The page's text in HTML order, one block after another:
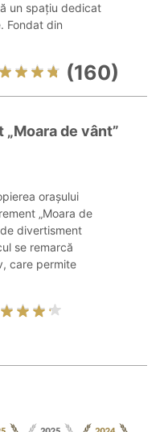
un spațiu dedicat
Fondat din
(160)
de vânt”
orașului
„Moara de
divertisment
se remarcă
care permite